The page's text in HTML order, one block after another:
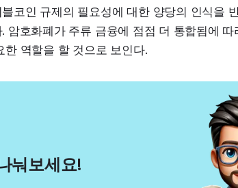
코인 규제의 필요성에 대한 양당의 인식을
암호화폐가 주류 금융에 점점 더 통합됨에
역할을 할 것으로 보인다.
눠보세요!